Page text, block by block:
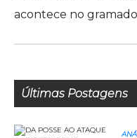
acontece no
Últimas Postagens